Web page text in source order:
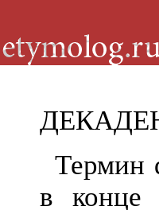
Термин
в